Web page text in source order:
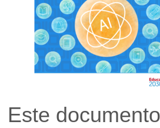
Este